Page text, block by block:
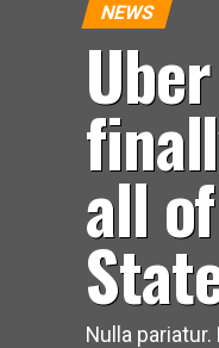
NEWS
all
Nulla